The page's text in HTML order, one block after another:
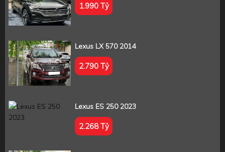
1.990 Tỷ
Lexus LX 570 2014
2.790 Tỷ
Lexus ES 250 2023
2.268 Tỷ